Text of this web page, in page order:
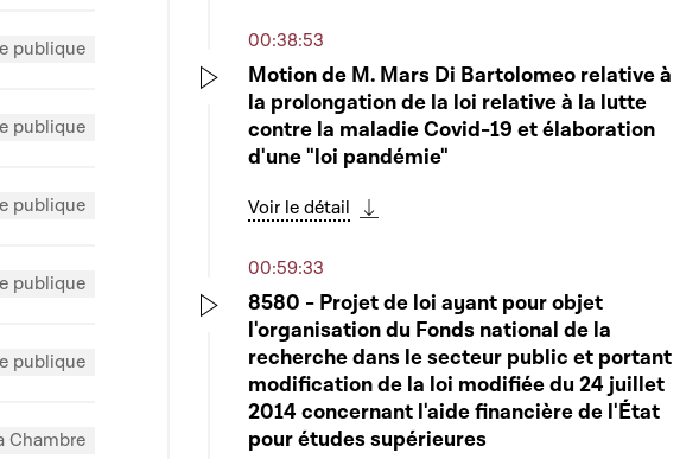
publique
publique
publique
publique
publique
Chambre
00:38:53
Motion de M. Mars Di Bartolomeo relative à
la prolongation de la loi relative à la lutte
contre la maladie Covid-19 et élaboration
d'une "loi pandémie"
Voir le détail
Play
00:59:33
8580 - Projet de loi ayant pour objet
l'organisation du Fonds national de la
recherche dans le secteur public et portant
modification de la loi modifiée du 24 juillet
2014 concernant l'aide financière de l'État
pour études supérieures
Play